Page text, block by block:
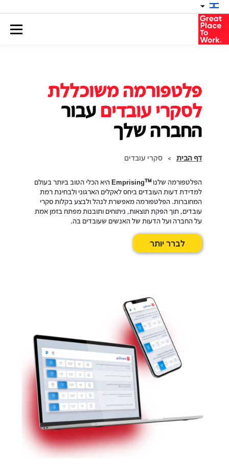
פלטפורמה משוכללת
לסקרי עובדים עבור
החברה שלך
סקרי עובדים דף הבית >
הפלטפורמה שלנו™
Emprisingהיא הכלי הטוב ביותר בעולם
למדידת דעות העובדים ביחס לאקלים הארגוני ולבחינת רמת
המחוברות. הפלטפורמה מאפשרת לנהל ולבצע בקלות סקרי
עובדים, תוך הפקת תוצאות, ניתוחים ותובנות מפתח בזמן אמת
על החברה ועל הדעות של האנשים שעובדים בה.
לברר יותר